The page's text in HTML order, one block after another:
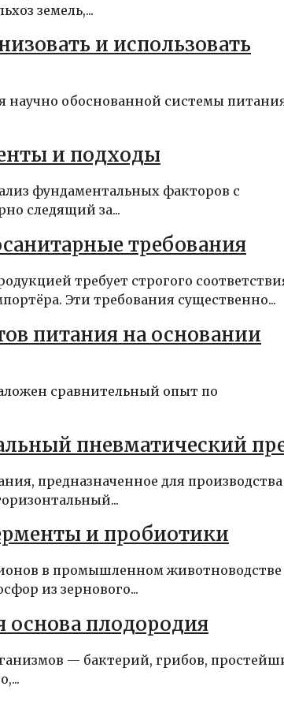
земель,...
и использовать
научно обоснованной системы
и подходы
фундаментальных факторов с
следящий за...
требования
требует строгого
Эти требования существенно...
питания на основании
сравнительный опыт по
пневматический
предназначенное для производства
и пробиотики
в промышленном
из зернового...
плодородия
— бактерий, грибов,